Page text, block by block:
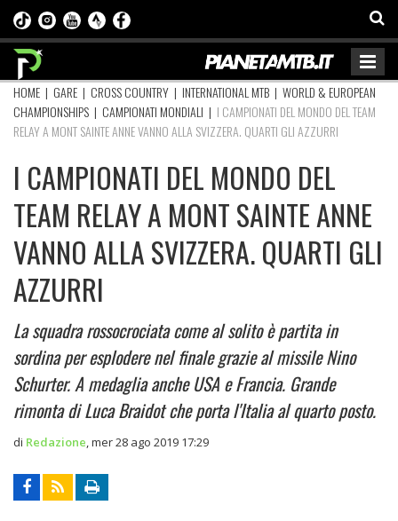
HOME | GARE | CROSS COUNTRY | INTERNATIONAL MTB | WORLD & EUROPEAN
CHAMPIONSHIPS | CAMPIONATI MONDIALI | I CAMPIONATI DEL MONDO DEL TEAM
RELAY A MONT SAINTE ANNE VANNO ALLA SVIZZERA. QUARTI GLI AZZURRI
I CAMPIONATI DEL MONDO DEL
TEAM RELAY A MONT SAINTE ANNE
VANNO ALLA SVIZZERA. QUARTI GLI
AZZURRI
La squadra rossocrociata come al solito è partita in
sordina per esplodere nel finale grazie al missile Nino
Schurter. A medaglia anche USA e Francia. Grande
rimonta di Luca Braidot che porta l'Italia al quarto posto.
di Redazione mer 28 ago 2019 17:29